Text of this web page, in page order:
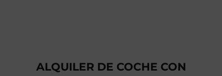
ALQUILER DE COCHE CON